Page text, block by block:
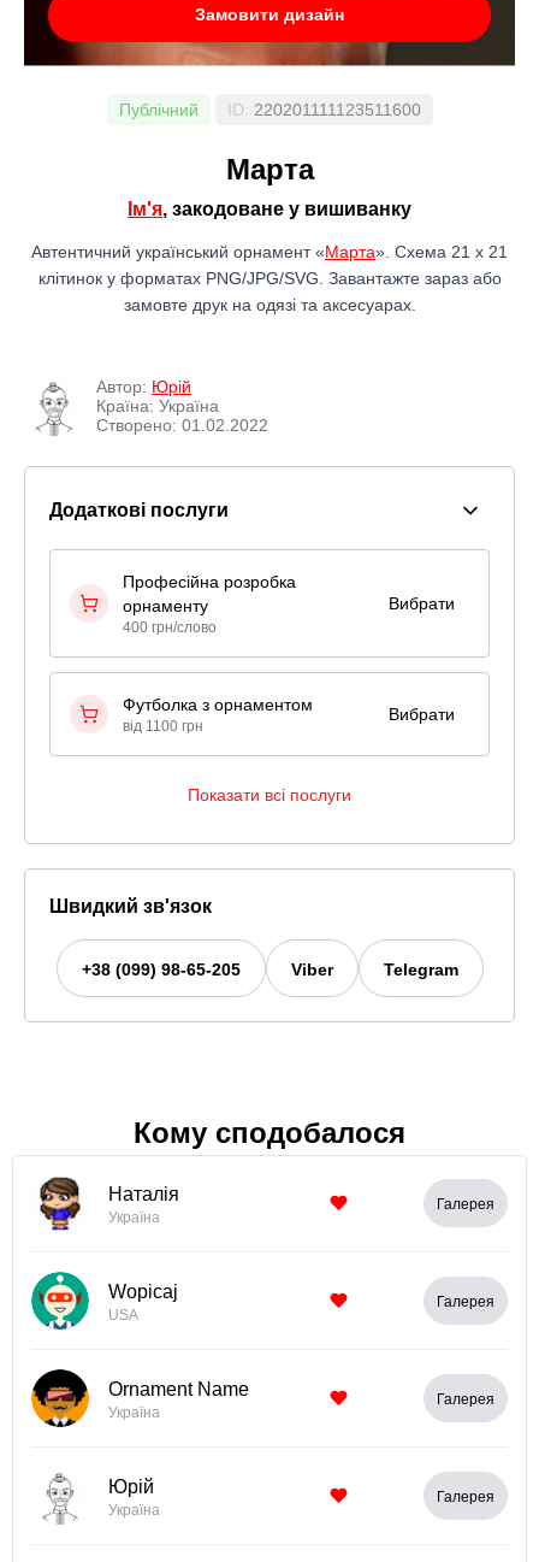
Замовити дизайн
Публічний ID: 220201111123511600
Марта
Ім'я, закодоване у вишиванку
Автентичний український орнамент «Марта». Схема 21 x 21
клітинок у форматах PNG/JPG/SVG. Завантажте зараз або
замовте друк на одязі та аксесуарах.
Автор: Юрій
Країна: Україна
Створено: 01.02.2022
Додаткові послуги
Професійна розробка
орнаменту
400 грн/слово
Вибрати
Футболка з орнаментом
від 1100 грн
Вибрати
Показати всі послуги
Швидкий зв'язок
+38 (099) 98-65-205 Viber Telegram
Кому сподобалося
Наталія
Україна
Галерея
Wopicaj
USA
Галерея
Ornament Name
Україна
Галерея
Юрій
Україна
Галерея